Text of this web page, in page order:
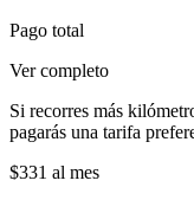
Pago total
Ver completo
Si recorres más
pagarás una tarifa
$331 al mes